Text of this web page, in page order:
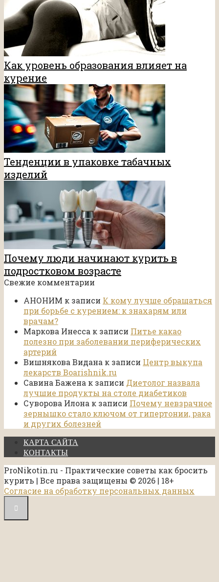
Как уровень образования влияет на
курение
Тенденции в упаковке табачных
изделий
Почему люди начинают курить в
подростковом возрасте
Свежие комментарии
АНОНИМ к записи К кому лучше обращаться
при борьбе с курением: к знахарям или
врачам?
Маркова Инесса к записи Питье какао
полезно при заболевании периферических
артерий
Вишнякова Видана к записи Центр выкупа
лекарств Boarishnik.ru
Савина Бажена к записи Диетолог назвала
лучшие продукты на столе диабетиков
Суворова Илона к записи Почему невзрачное
зернышко стало ключом от гипертонии, рака
и других болезней
КАРТА САЙТА
КОНТАКТЫ
ProNikotin.ru - Практические советы как бросить
курить | Все права защищены © 2026 | 18+
Согласие на обработку персональных данных